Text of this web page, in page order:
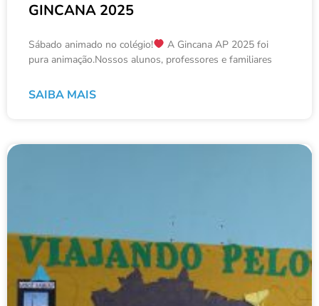
GINCANA 2025
Sábado animado no colégio!
A Gincana AP 2025 foi
pura animação.Nossos alunos, professores e familiares
SAIBA MAIS